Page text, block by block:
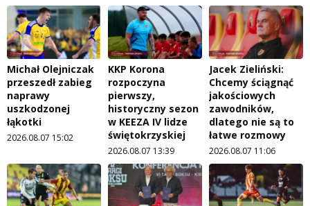
Michał Olejniczak
przeszedł zabieg
naprawy
uszkodzonej
łąkotki
2026.08.07 15:02
KKP Korona
rozpoczyna
pierwszy,
historyczny sezon
w KEEZA IV lidze
świętokrzyskiej
2026.08.07 13:39
Jacek Zieliński:
Chcemy ściągnąć
jakościowych
zawodników,
dlatego nie są to
łatwe rozmowy
2026.08.07 11:06